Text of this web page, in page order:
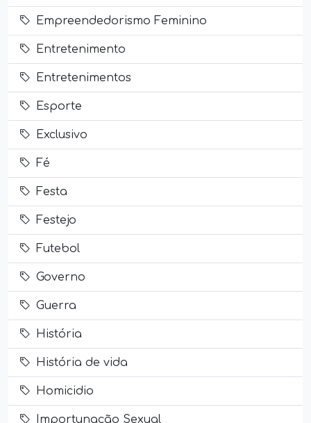
Empreendedorismo Feminino
Entretenimento
Entretenimentos
Esporte
Exclusivo
Fé
Festa
Festejo
Futebol
Governo
Guerra
História
História de vida
Homicidio
Importunação Sexual